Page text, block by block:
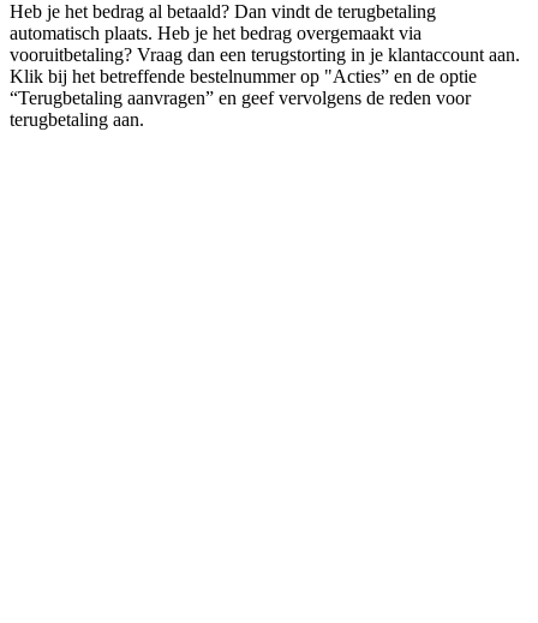
Heb je het bedrag al betaald? Dan vindt de terugbetaling
automatisch plaats. Heb je het bedrag overgemaakt via
vooruitbetaling? Vraag dan een terugstorting in je klantaccount aan.
Klik bij het betreffende bestelnummer op "Acties” en de optie
“Terugbetaling aanvragen” en geef vervolgens de reden voor
terugbetaling aan.